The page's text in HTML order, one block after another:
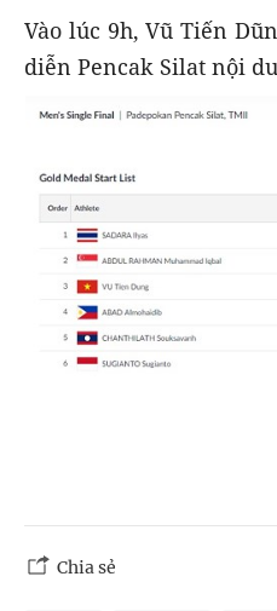
Vào lúc 9h, Vũ Tiến
diễn Pencak Silat nội
Chia sẻ